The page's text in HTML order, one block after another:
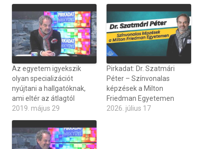
Az egyetem igyekszik
olyan specializációt
nyújtani a hallgatóknak,
ami eltér az átlagtól
2019. május 29
Pirkadat: Dr. Szatmári
Péter – Színvonalas
képzések a Milton
Friedman Egyetemen
2026. július 17